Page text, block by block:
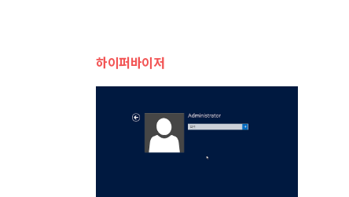
하이퍼바이저